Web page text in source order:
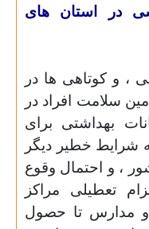
در استان های
، و کوتاهی ها در
سلامت افراد در
بهداشتی برای
شرایط خطیر دیگر
، و احتمال وقوع
تعطیلی مراکز
مدارس تا حصول